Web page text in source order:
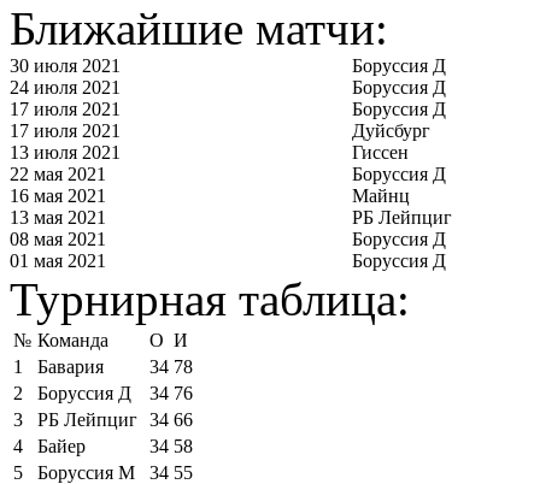
Ближайшие матчи:
30 июля 2021
Боруссия Д
24 июля 2021
Боруссия Д
17 июля 2021
Боруссия Д
17 июля 2021
Дуйсбург
13 июля 2021
Гиссен
22 мая 2021
Боруссия Д
16 мая 2021
Майнц
13 мая 2021
РБ Лейпциг
08 мая 2021
Боруссия Д
01 мая 2021
Боруссия Д
Турнирная таблица:
№ Команда О И
1
Бавария 34 78
2
Боруссия Д 34 76
3
РБ Лейпциг 34 66
4
Байер 34 58
5
Боруссия М 34 55